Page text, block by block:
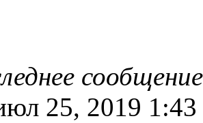
сообщение
25, 2019 1:43